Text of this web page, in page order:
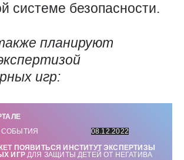
системе безопасности.
планируют
игр:
СОБЫТИЯ
08.12.2022
ПОЯВИТЬСЯ ИНСТИТУТ ЭКСПЕРТИЗЫ
ИГР ДЛЯ ЗАЩИТЫ ДЕТЕЙ ОТ НЕГАТИВА